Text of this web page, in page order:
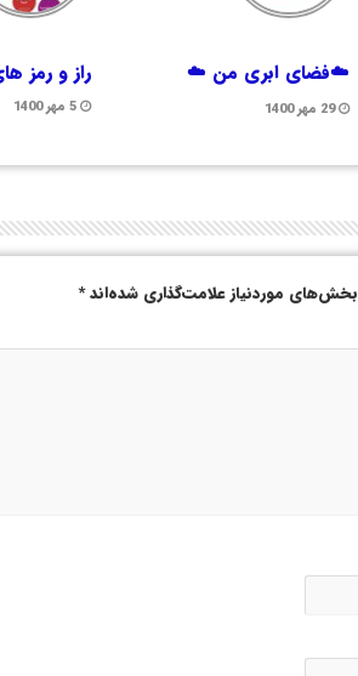
☁️فضای ابری من ☁️
29 مهر 1400
راز و رمز
5 مهر 1400
بخش‌های موردنیاز علامت‌گذاری شده‌اند*